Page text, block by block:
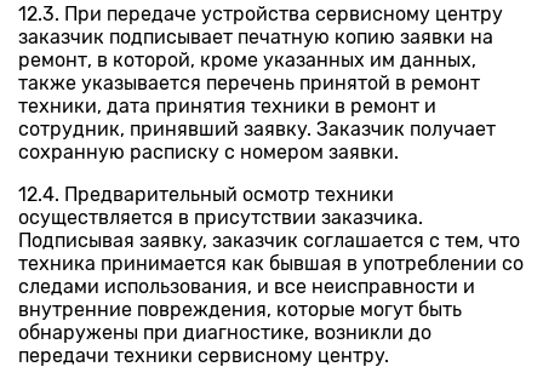
12.3. При передаче устройства сервисному центру
заказчик подписывает печатную копию заявки на
ремонт, в которой, кроме указанных им данных,
также указывается перечень принятой в ремонт
техники, дата принятия техники в ремонт и
сотрудник, принявший заявку. Заказчик получает
сохранную расписку с номером заявки.
12.4. Предварительный осмотр техники
осуществляется в присутствии заказчика.
Подписывая заявку, заказчик соглашается с тем, что
техника принимается как бывшая в употреблении со
следами использования, и все неисправности и
внутренние повреждения, которые могут быть
обнаружены при диагностике, возникли до
передачи техники сервисному центру.